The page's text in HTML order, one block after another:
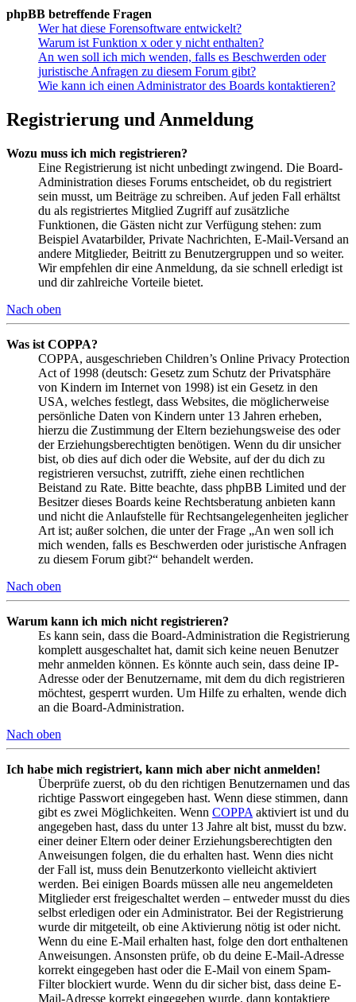
phpBB betreffende Fragen
Wer hat diese Forensoftware entwickelt?
Warum ist Funktion x oder y nicht enthalten?
An wen soll ich mich wenden, falls es Beschwerden oder
juristische Anfragen zu diesem Forum gibt?
Wie kann ich einen Administrator des Boards kontaktieren?
Registrierung und Anmeldung
Wozu muss ich mich registrieren?
Eine Registrierung ist nicht unbedingt zwingend. Die Board-
Administration dieses Forums entscheidet, ob du registriert
sein musst, um Beiträge zu schreiben. Auf jeden Fall erhältst
du als registriertes Mitglied Zugriff auf zusätzliche
Funktionen, die Gästen nicht zur Verfügung stehen: zum
Beispiel Avatarbilder, Private Nachrichten, E-Mail-Versand an
andere Mitglieder, Beitritt zu Benutzergruppen und so weiter.
Wir empfehlen dir eine Anmeldung, da sie schnell erledigt ist
und dir zahlreiche Vorteile bietet.
Nach oben
Was ist COPPA?
COPPA, ausgeschrieben Children’s Online Privacy Protection
Act of 1998 (deutsch: Gesetz zum Schutz der Privatsphäre
von Kindern im Internet von 1998) ist ein Gesetz in den
USA, welches festlegt, dass Websites, die möglicherweise
persönliche Daten von Kindern unter 13 Jahren erheben,
hierzu die Zustimmung der Eltern beziehungsweise des oder
der Erziehungsberechtigten benötigen. Wenn du dir unsicher
bist, ob dies auf dich oder die Website, auf der du dich zu
registrieren versuchst, zutrifft, ziehe einen rechtlichen
Beistand zu Rate. Bitte beachte, dass phpBB Limited und der
Besitzer dieses Boards keine Rechtsberatung anbieten kann
und nicht die Anlaufstelle für Rechtsangelegenheiten jeglicher
Art ist; außer solchen, die unter der Frage „An wen soll ich
mich wenden, falls es Beschwerden oder juristische Anfragen
zu diesem Forum gibt?“ behandelt werden.
Nach oben
Warum kann ich mich nicht registrieren?
Es kann sein, dass die Board-Administration die Registrierung
komplett ausgeschaltet hat, damit sich keine neuen Benutzer
mehr anmelden können. Es könnte auch sein, dass deine IP-
Adresse oder der Benutzername, mit dem du dich registrieren
möchtest, gesperrt wurden. Um Hilfe zu erhalten, wende dich
an die Board-Administration.
Nach oben
Ich habe mich registriert, kann mich aber nicht anmelden!
Überprüfe zuerst, ob du den richtigen Benutzernamen und das
richtige Passwort eingegeben hast. Wenn diese stimmen, dann
gibt es zwei Möglichkeiten. Wenn COPPA aktiviert ist und du
angegeben hast, dass du unter 13 Jahre alt bist, musst du bzw.
einer deiner Eltern oder deiner Erziehungsberechtigten den
Anweisungen folgen, die du erhalten hast. Wenn dies nicht
der Fall ist, muss dein Benutzerkonto vielleicht aktiviert
werden. Bei einigen Boards müssen alle neu angemeldeten
Mitglieder erst freigeschaltet werden – entweder musst du dies
selbst erledigen oder ein Administrator. Bei der Registrierung
wurde dir mitgeteilt, ob eine Aktivierung nötig ist oder nicht.
Wenn du eine E-Mail erhalten hast, folge den dort enthaltenen
Anweisungen. Ansonsten prüfe, ob du deine E-Mail-Adresse
korrekt eingegeben hast oder die E-Mail von einem Spam-
Filter blockiert wurde. Wenn du dir sicher bist, dass deine E-
Mail-Adresse korrekt eingegeben wurde, dann kontaktiere